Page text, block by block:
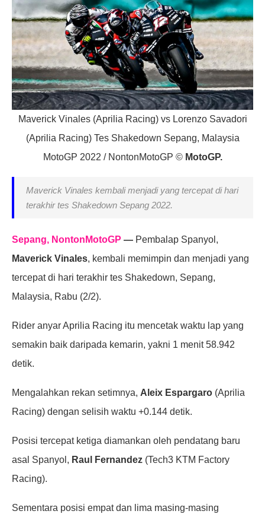
Maverick Vinales (Aprilia Racing) vs Lorenzo Savadori
(Aprilia Racing) Tes Shakedown Sepang, Malaysia
MotoGP 2022 / NontonMotoGP © MotoGP.
Maverick Vinales kembali menjadi yang tercepat di hari
terakhir tes Shakedown Sepang 2022.
Sepang, NontonMotoGP — Pembalap Spanyol,
Maverick Vinales, kembali memimpin dan menjadi yang
tercepat di hari terakhir tes Shakedown, Sepang,
Malaysia, Rabu (2/2).
Rider anyar Aprilia Racing itu mencetak waktu lap yang
semakin baik daripada kemarin, yakni 1 menit 58.942
detik.
Mengalahkan rekan setimnya, Aleix Espargaro (Aprilia
Racing) dengan selisih waktu +0.144 detik.
Posisi tercepat ketiga diamankan oleh pendatang baru
asal Spanyol, Raul Fernandez (Tech3 KTM Factory
Racing).
Sementara posisi empat dan lima masing-masing